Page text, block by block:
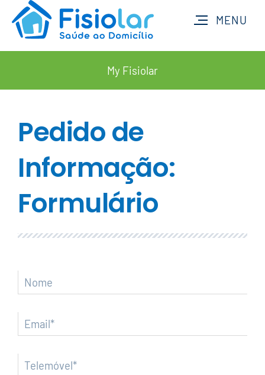
My Fisiolar
Pedido de
Informação:
Formulário